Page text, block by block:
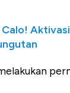
Calo!